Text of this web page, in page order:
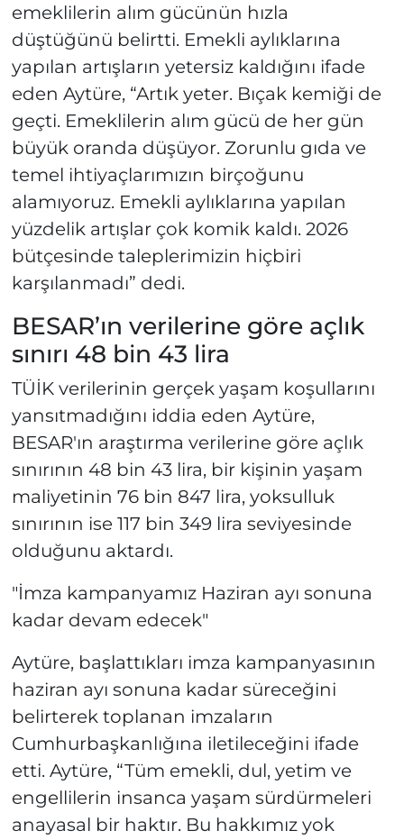
emeklilerin alım gücünün hızla
düştüğünü belirtti. Emekli aylıklarına
yapılan artışların yetersiz kaldığını ifade
eden Aytüre, “Artık yeter. Bıçak kemiği de
geçti. Emeklilerin alım gücü de her gün
büyük oranda düşüyor. Zorunlu gıda ve
temel ihtiyaçlarımızın birçoğunu
alamıyoruz. Emekli aylıklarına yapılan
yüzdelik artışlar çok komik kaldı. 2026
bütçesinde taleplerimizin hiçbiri
karşılanmadı” dedi.
BESAR’ın verilerine göre açlık
sınırı 48 bin 43 lira
TÜİK verilerinin gerçek yaşam koşullarını
yansıtmadığını iddia eden Aytüre,
BESAR'ın araştırma verilerine göre açlık
sınırının 48 bin 43 lira, bir kişinin yaşam
maliyetinin 76 bin 847 lira, yoksulluk
sınırının ise 117 bin 349 lira seviyesinde
olduğunu aktardı.
"İmza kampanyamız Haziran ayı sonuna
kadar devam edecek"
Aytüre, başlattıkları imza kampanyasının
haziran ayı sonuna kadar süreceğini
belirterek toplanan imzaların
Cumhurbaşkanlığına iletileceğini ifade
etti. Aytüre, “Tüm emekli, dul, yetim ve
engellilerin insanca yaşam sürdürmeleri
anayasal bir haktır. Bu hakkımız yok